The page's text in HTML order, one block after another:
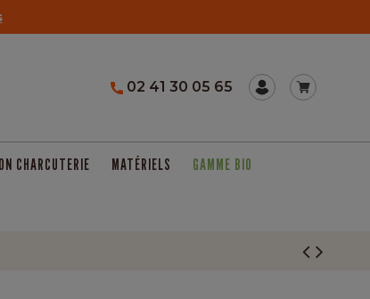
02 41 30 05 65
CHARCUTERIE MATÉRIELS GAMME BIO